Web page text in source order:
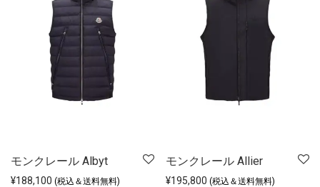
モンクレール Albyt
¥188,100 (税込＆送料無料)
モンクレール Allier
¥195,800 (税込＆送料無料)